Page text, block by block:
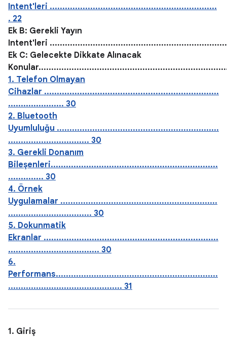
Intent'leri ..................................................................
. 22
Ek B: Gerekli Yayın
Intent'leri
Ek C: Gelecekte Dikkate Alınacak
1. Telefon Olmayan
Cihazlar .....................................................................
...................... 30
2. Bluetooth
Uyumluluğu ................................................................
................................ 30
3. Gerekli Donanım
Bileşenleri..................................................................
.............. 30
4. Örnek
Uygulamalar ..............................................................
................................. 30
5. Dokunmatik
Ekranlar .....................................................................
.................................... 30
6.
Performans................................................................
............................................. 31
1. Giriş